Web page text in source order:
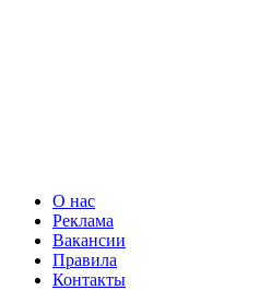
О нас
Реклама
Вакансии
Правила
Контакты